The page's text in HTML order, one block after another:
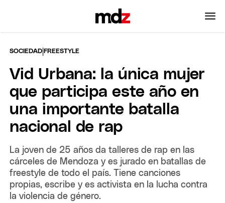
SOCIEDAD |FREESTYLE
Vid Urbana: la única mujer
que participa este año en
una importante batalla
nacional de rap
La joven de 25 años da talleres de rap en las
cárceles de Mendoza y es jurado en batallas de
freestyle de todo el país. Tiene canciones
propias, escribe y es activista en la lucha contra
la violencia de género.